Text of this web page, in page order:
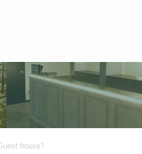
house?